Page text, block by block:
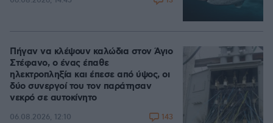
Πήγαν να κλέψουν καλώδια στον Άγιο
Στέφανο, ο ένας έπαθε
ηλεκτροπληξία και έπεσε από ύψος, οι
δύο συνεργοί του τον παράτησαν
νεκρό σε αυτοκίνητο
06.08.2026, 12:10 143